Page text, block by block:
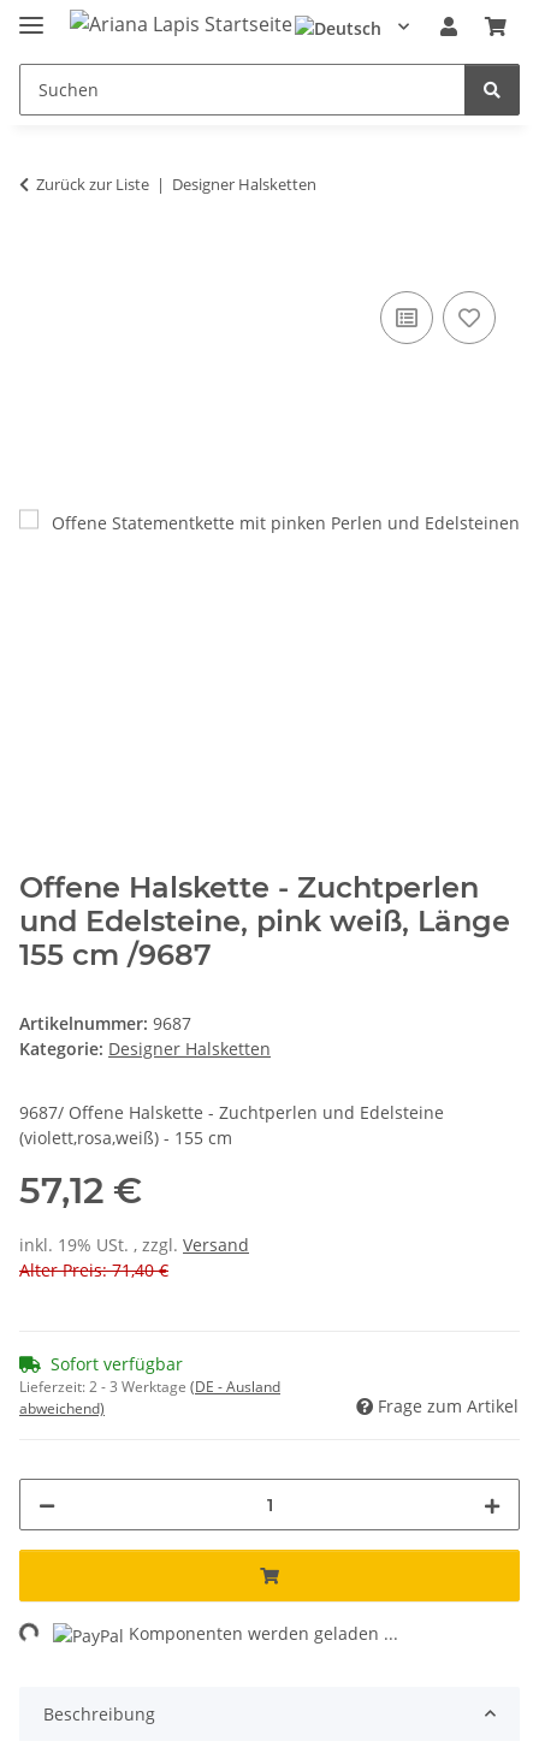
Zurück zur Liste Designer Halsketten
Offene Halskette - Zuchtperlen
und Edelsteine, pink weiß, Länge
155 cm /9687
Artikelnummer: 9687
Kategorie: Designer Halsketten
9687/ Offene Halskette - Zuchtperlen und Edelsteine
(violett,rosa,weiß) - 155 cm
57,12 €
inkl. 19% USt. , zzgl. Versand
Alter Preis: 71,40 €
Sofort verfügbar
Lieferzeit:2 - 3 Werktage (DE - Ausland
abweichend)
Frage zum Artikel
Komponenten werden geladen ...
Beschreibung